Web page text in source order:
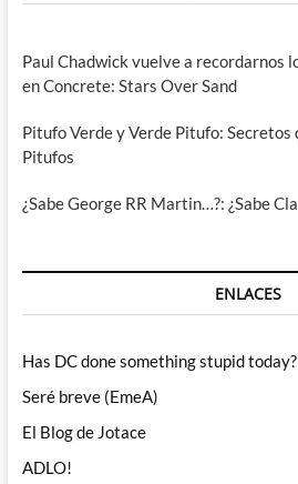
Paul Chadwick vuelve a recordarnos
en Concrete: Stars Over Sand
Pitufo Verde y Verde Pitufo: Secretos
Pitufos
¿Sabe George RR Martin…?: ¿Sabe
ENLACES
Has DC done something stupid today?
Seré breve (EmeA)
El Blog de Jotace
ADLO!